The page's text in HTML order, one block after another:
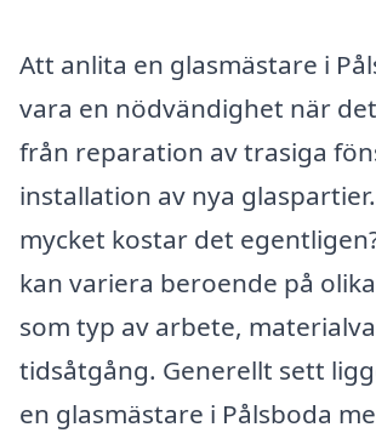
Att anlita en glasmästare i
vara en nödvändighet när
från reparation av trasiga
installation av nya
mycket kostar det
kan variera beroende på
som typ av arbete,
tidsåtgång. Generellt sett
en glasmästare i Pålsboda